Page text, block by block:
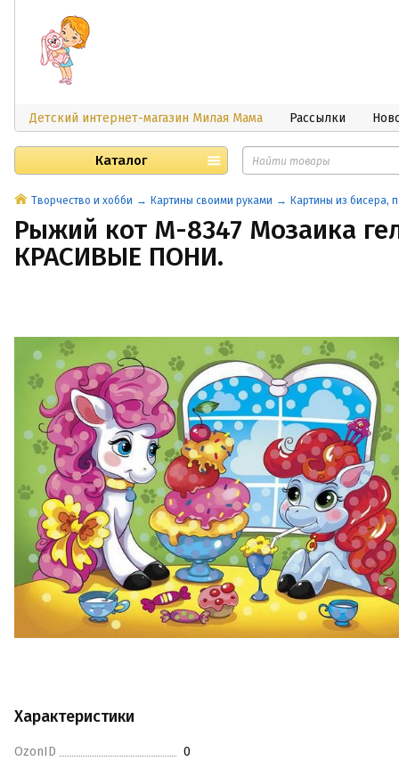
Детский интернет-магазин Милая Мама Рассылки
Каталог
Творчество и хобби Картины своими руками Картины из бисера,
Рыжий кот М-8347 Мозаика
КРАСИВЫЕ ПОНИ.
Характеристики
OzonID
0